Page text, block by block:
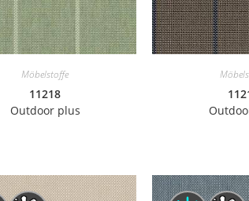
Möbelstoffe
11218
Outdoor plus